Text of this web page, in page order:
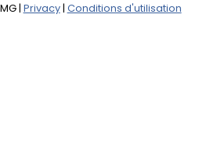
| Privacy| Conditions d'utilisation